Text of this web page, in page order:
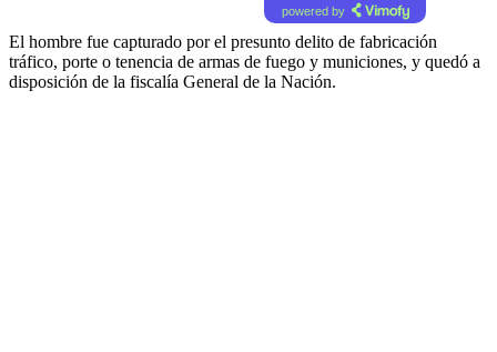
powered by
El hombre fue capturado por el presunto delito de fabricación
tráfico, porte o tenencia de armas de fuego y municiones, y quedó a
disposición de la fiscalía General de la Nación.